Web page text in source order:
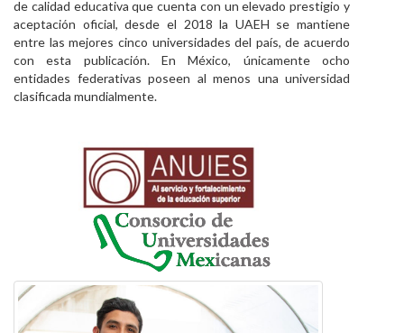
de calidad educativa que cuenta con un elevado prestigio y
aceptación oficial, desde el 2018 la UAEH se mantiene
entre las mejores cinco universidades del país, de acuerdo
con esta publicación. En México, únicamente ocho
entidades federativas poseen al menos una universidad
clasificada mundialmente.